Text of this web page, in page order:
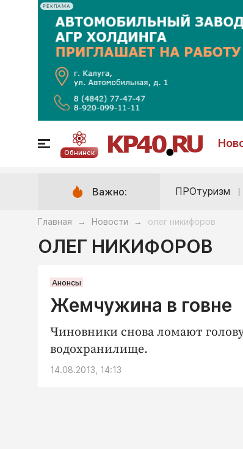
РЕКЛАМА
Обнинск
Важно: ПРОтуризм
Главная → Новости → олег никифоров
ОЛЕГ НИКИФОРОВ
Анонсы
Жемчужина в говне
Чиновники снова ломают
водохранилище.
14.08.2013, 14:13